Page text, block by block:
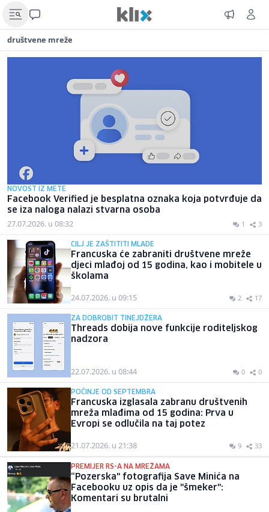
društvene mreže
NOVOST IZ METE
Facebook Verified je besplatna oznaka koja potvrđuje da
se iza naloga nalazi stvarna osoba
27.07.2026. u 08:32 1 3
CILJ JE ZAŠTITITI MLADE
Francuska će zabraniti društvene mreže
djeci mlađoj od 15 godina, kao i mobitele u
školama
24.07.2026. u 09:15 2 17
ZA DOBROBIT TINEJDŽERA
Threads dobija nove funkcije roditeljskog
nadzora
22.07.2026. u 08:44 0 0
POČINJE OD SEPTEMBRA
Francuska izglasala zabranu društvenih
mreža mlađima od 15 godina: Prva u
Evropi se odlučila na taj potez
21.07.2026. u 21:38 9 33
PREMIJER RS-A NA MREŽAMA
“Pozerska" fotografija Save Minića na
Facebooku uz opis da je "šmeker":
Komentari su brutalni